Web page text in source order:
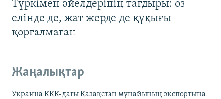
Түркімен әйелдерінің тағдыры: өз
елінде де, жат жерде де құқығы
қорғалмаған
Жаңалықтар
Украина КҚК-дағы Қазақстан мұнайының экспортына